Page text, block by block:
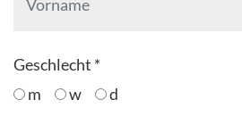
Geschlecht *
m
w d